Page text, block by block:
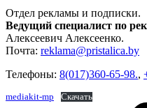
Отдел рекламы и подписки.
Ведущий специалист по
Алексеевич Алексеенко.
Почта: reklama@pristalica.by
Телефоны: 8(017)360-65-98.,
mediakit-mp Скачать